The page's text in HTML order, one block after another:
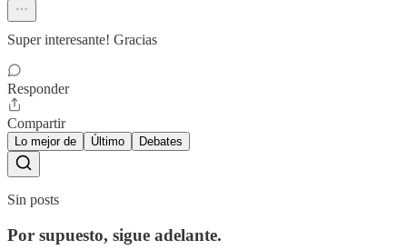
Super interesante! Gracias
Responder
Compartir
Lo mejor de Último Debates
Sin posts
Por supuesto, sigue adelante.